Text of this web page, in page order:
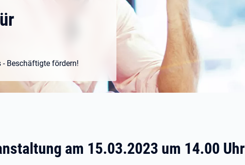
Beschäftigte fördern!
am 15.03.2023 um 14.00 Uhr